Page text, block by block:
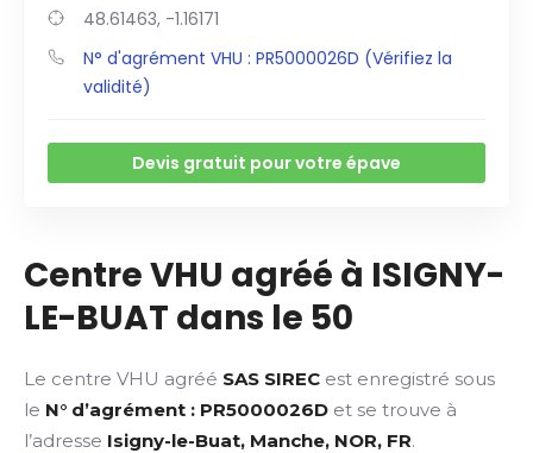
48.61463, -1.16171
N° d'agrément VHU : PR5000026D (Vérifiez la
validité)
Devis gratuit pour votre épave
Centre VHU agréé à ISIGNY-
LE-BUAT dans le 50
Le centre VHU agréé SAS SIREC est enregistré sous
le N° d’agrément : PR5000026D et se trouve à
l’adresse Isigny-le-Buat, Manche, NOR, FR.